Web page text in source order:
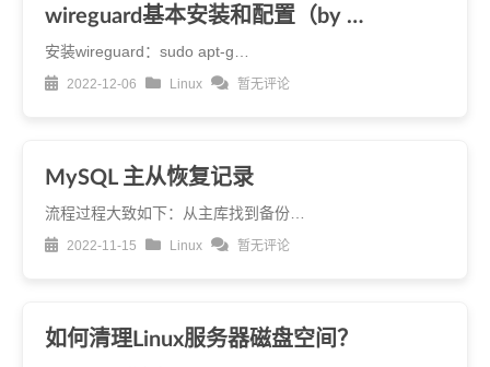
wireguard基本安装和配置（by …
安装wireguard：sudo apt-g…
2022-12-06 Linux 暂无评论
MySQL 主从恢复记录
流程过程大致如下：从主库找到备份…
2022-11-15 Linux 暂无评论
如何清理Linux服务器磁盘空间？